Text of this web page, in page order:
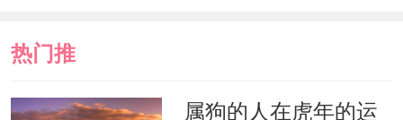
小人的针对，毕竟“白虎”命星会给他们
热门推
荐
属狗的人在虎年的运